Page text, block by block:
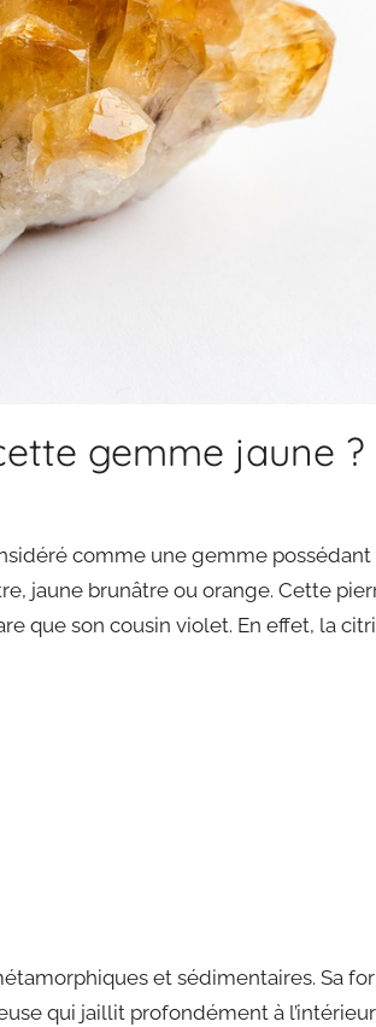
gemme jaune ?
comme une gemme possédant
jaune brunâtre ou orange. Cette
que son cousin violet. En effet, la
et sédimentaires. Sa
qui jaillit profondément à